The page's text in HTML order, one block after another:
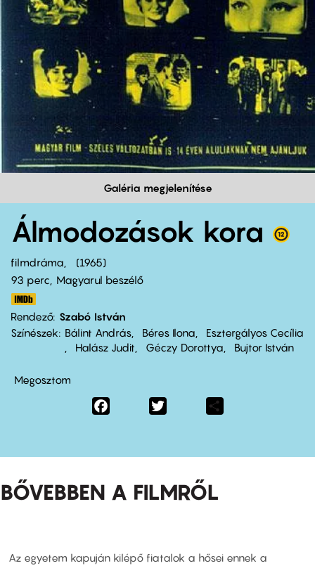
Galéria megjelenítése
Álmodozások kora
filmdráma
1965
93 perc,
Magyarul beszélő
Rendező Szabó István
Színészek
Bálint András Béres Ilona
Esztergályos Cecília
Halász Judit
Géczy Dorottya Bujtor István
Megosztom
Facebook
BŐVEBBEN A FILMRŐL
Az egyetem kapuján kilépő fiatalok a hősei ennek a